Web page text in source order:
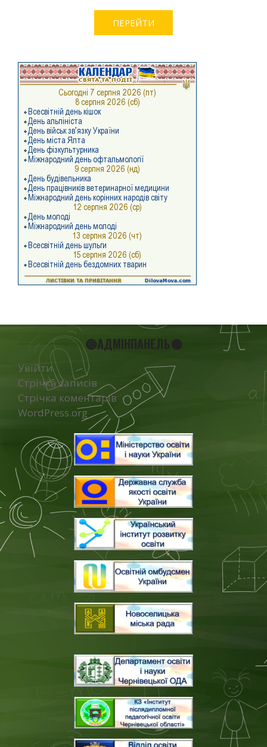
ПЕРЕЙТИ
🔵АДМІНПАНЕЛЬ🟠
Увійти
Стрічка записів
Стрічка коментарів
WordPress.org